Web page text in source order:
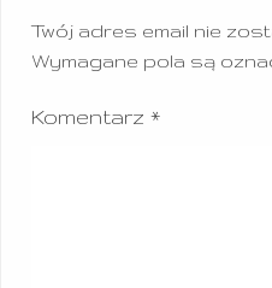
Twój adres email nie
Wymagane pola są
Komentarz *